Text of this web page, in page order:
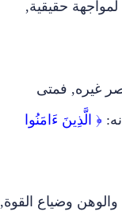
حقيقية,
غيره, فمتى
﴿ الَّذِينَ ءَامَنُوا
والوهن وضياع القوة,